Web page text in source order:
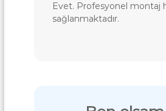
Evet. Profesyonel montaj
sağlanmaktadır.